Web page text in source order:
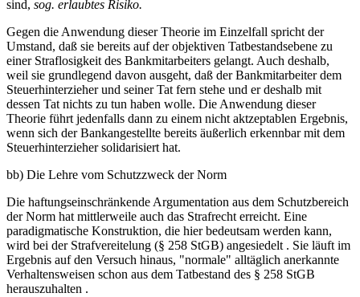
sind, sog. erlaubtes Risiko.
Gegen die Anwendung dieser Theorie im Einzelfall spricht der
Umstand, daß sie bereits auf der objektiven Tatbestandsebene zu
einer Straflosigkeit des Bankmitarbeiters gelangt. Auch deshalb,
weil sie grundlegend davon ausgeht, daß der Bankmitarbeiter dem
Steuerhinterzieher und seiner Tat fern stehe und er deshalb mit
dessen Tat nichts zu tun haben wolle. Die Anwendung dieser
Theorie führt jedenfalls dann zu einem nicht aktzeptablen Ergebnis,
wenn sich der Bankangestellte bereits äußerlich erkennbar mit dem
Steuerhinterzieher solidarisiert hat.
bb) Die Lehre vom Schutzzweck der Norm
Die haftungseinschränkende Argumentation aus dem Schutzbereich
der Norm hat mittlerweile auch das Strafrecht erreicht. Eine
paradigmatische Konstruktion, die hier bedeutsam werden kann,
wird bei der Strafvereitelung (§ 258 StGB) angesiedelt . Sie läuft im
Ergebnis auf den Versuch hinaus, "normale" alltäglich anerkannte
Verhaltensweisen schon aus dem Tatbestand des § 258 StGB
herauszuhalten .